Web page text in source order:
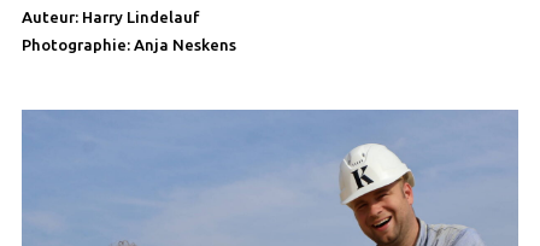
Auteur: Harry Lindelauf
Photographie: Anja Neskens